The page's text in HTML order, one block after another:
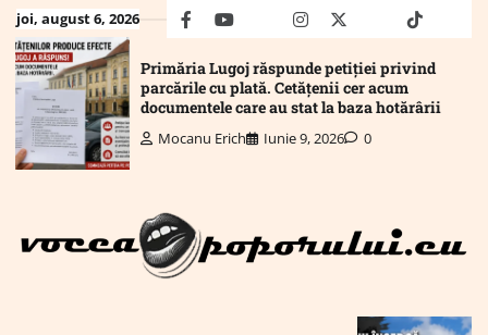
Skip
to
content
joi, august 6, 2026 facebookyoutubeMailinstagram
twitter truthtiktok
Primăria Lugoj răspunde petiției privind
parcările cu plată. Cetățenii cer acum
documentele care au stat la baza hotărârii
Mocanu Erich Iunie 9, 2026 0